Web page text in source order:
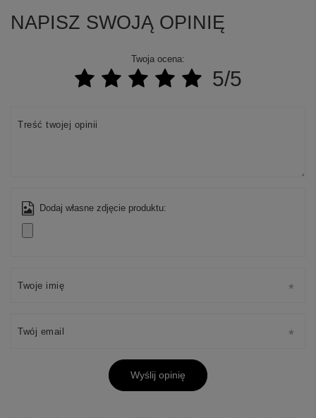
NAPISZ SWOJĄ OPINIĘ
Twoja ocena:
5/5
Treść twojej opinii
Dodaj własne zdjęcie produktu:
Twoje imię
Twój email
Wyślij opinię